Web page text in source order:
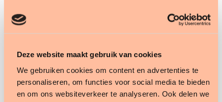
Deze website maakt gebruik van cookies
We gebruiken cookies om content en advertenties te
personaliseren, om functies voor social media te bieden
en om ons websiteverkeer te analyseren. Ook delen we